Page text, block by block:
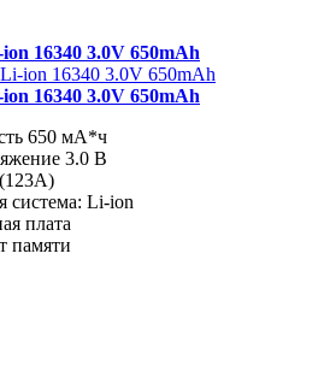
16340 3.0V 650mAh
16340 3.0V 650mAh
650 мА*ч
3.0 В
система: Li-ion
плата
памяти